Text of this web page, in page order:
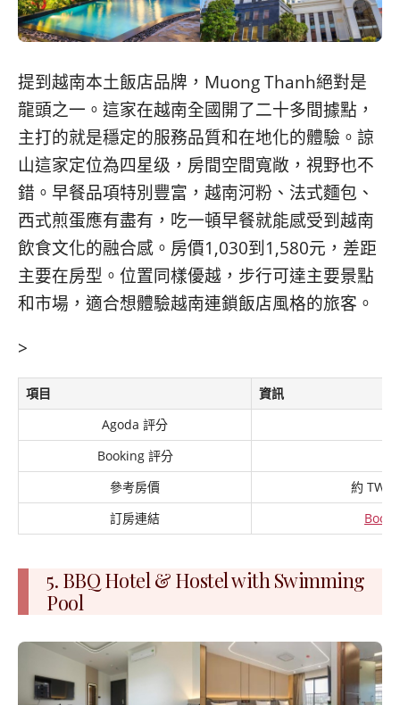
提到越南本土飯店品牌，Muong Thanh絕對是
龍頭之一。這家在越南全國開了二十多間據點，
主打的就是穩定的服務品質和在地化的體驗。諒
山這家定位為四星级，房間空間寬敞，視野也不
錯。早餐品項特別豐富，越南河粉、法式麵包、
西式煎蛋應有盡有，吃一頓早餐就能感受到越南
飲食文化的融合感。房價1,030到1,580元，差距
主要在房型。位置同樣優越，步行可達主要景點
和市場，適合想體驗越南連鎖飯店風格的旅客。
>
項目
資訊
Agoda 評分
Booking 評分
參考房價
約 TWD
訂房連結
5. BBQ Hotel & Hostel with Swimming
Pool